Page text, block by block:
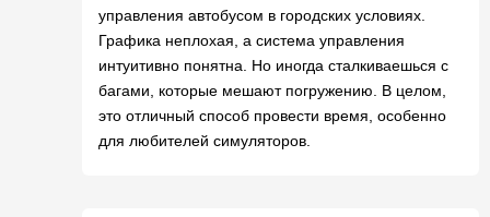
управления автобусом в городских условиях.
Графика неплохая, а система управления
интуитивно понятна. Но иногда сталкиваешься с
багами, которые мешают погружению. В целом,
это отличный способ провести время, особенно
для любителей симуляторов.